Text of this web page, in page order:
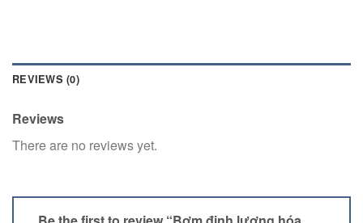
REVIEWS (0)
Reviews
There are no reviews yet.